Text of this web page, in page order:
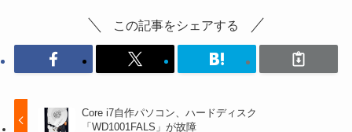
この記事をシェアする
Core i7自作パソコン、ハードディスク
「WD1001FALS」が故障